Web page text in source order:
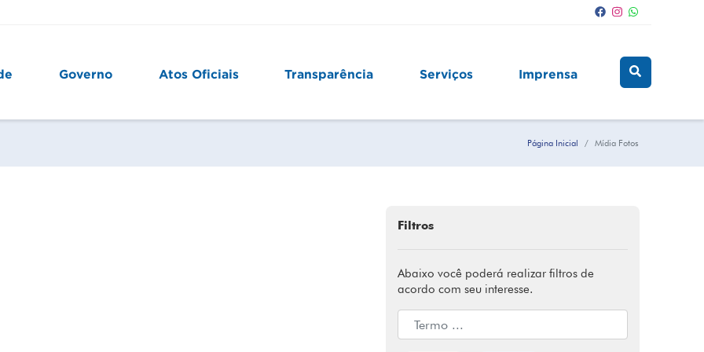
Governo Atos Oficiais Transparência Serviços Imprensa
Página Inicial Mídia Fotos
Filtros
Abaixo você poderá realizar filtros de
acordo com seu interesse.